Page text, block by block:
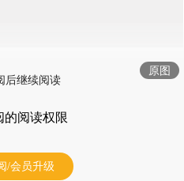
原图
后继续阅读
的阅读权限
/会员升级